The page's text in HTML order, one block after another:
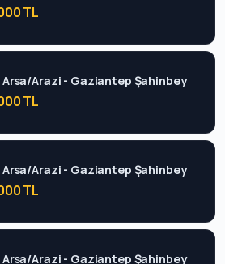
TL
Arsa/Arazi - Gaziantep Şahinbey
TL
Arsa/Arazi - Gaziantep Şahinbey
TL
Arsa/Arazi - Gaziantep Şahinbey